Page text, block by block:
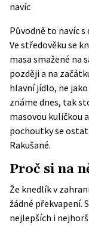
navíc
Původně to navíc
Ve středověku se
masa smažené na
později a na
hlavní jídlo, ne
známe dnes, tak
masovou kuličkou
pochoutky se
Rakušané.
Proč si na
Že knedlík v
žádné překvapení.
nejlepších i